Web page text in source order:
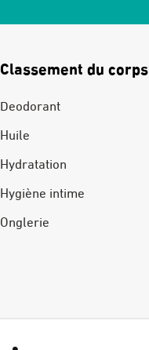
Classement du corps
Deodorant
Huile
Hydratation
Hygiène intime
Onglerie